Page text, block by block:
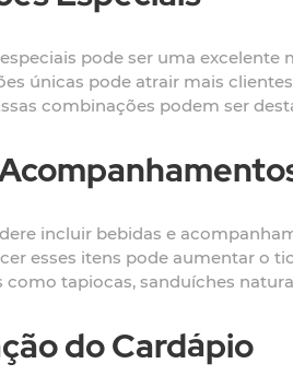
pode ser uma
únicas pode atrair mais
combinações podem ser
incluir bebidas e
esses itens pode aumentar o
tapiocas, sanduíches
do Cardápio